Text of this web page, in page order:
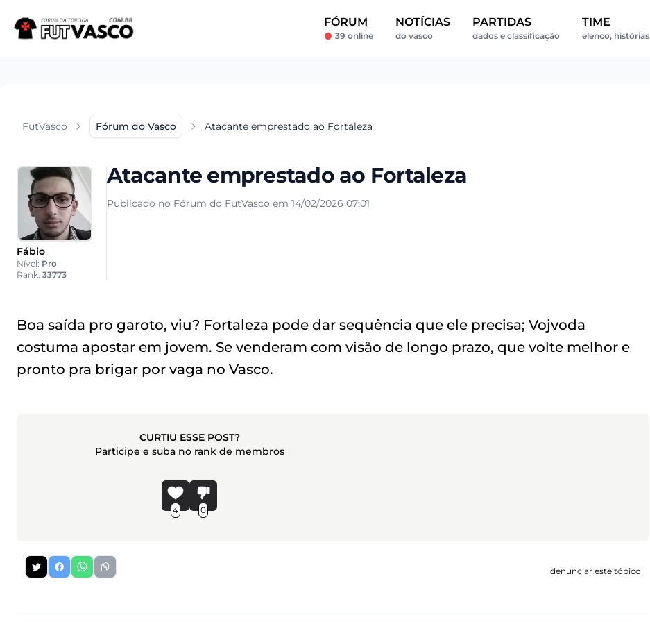
FÓRUM
39 online
NOTÍCIAS
do vasco
PARTIDAS
dados e classificação
TIME
elenco, histórias
FutVasco Fórum do Vasco Atacante emprestado ao Fortaleza
Fábio
Nível: Pro
Rank: 33773
Atacante emprestado ao Fortaleza
Publicado no Fórum do FutVasco em 14/02/2026 07:01
Boa saída pro garoto, viu? Fortaleza pode dar sequência que ele precisa; Vojvoda
costuma apostar em jovem. Se venderam com visão de longo prazo, que volte melhor e
pronto pra brigar por vaga no Vasco.
CURTIU ESSE POST?
Participe e suba no rank de membros
4 0
denunciar este tópico